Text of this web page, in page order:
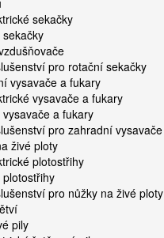
sekačky
sekačky
pro rotační sekačky
vysavače a fukary
vysavače a fukary
vysavače a fukary
pro zahradní vysavače
živé ploty
plotostřihy
plotostřihy
pro nůžky na živé ploty
pily